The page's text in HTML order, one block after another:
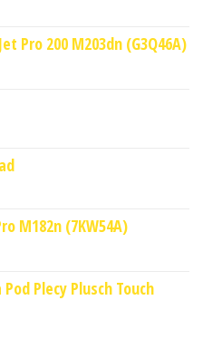
Pro 200 M203dn (G3Q46A)
M182n (7KW54A)
Plecy Plusch Touch